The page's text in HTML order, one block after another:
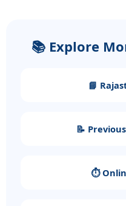
📚 Explore
📘
📝
⏱️